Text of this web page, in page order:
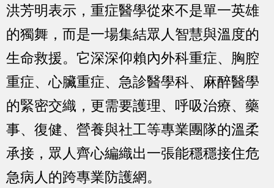
洪芳明表示，重症醫學從來不是單一英雄
的獨舞，而是一場集結眾人智慧與溫度的
生命救援。它深深仰賴內外科重症、胸腔
重症、心臟重症、急診醫學科、麻醉醫學
的緊密交織，更需要護理、呼吸治療、藥
事、復健、營養與社工等專業團隊的溫柔
承接，眾人齊心編織出一張能穩穩接住危
急病人的跨專業防護網。